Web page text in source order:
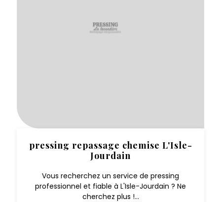
pressing repassage chemise L'Isle-
Jourdain
Vous recherchez un service de pressing
professionnel et fiable à L'Isle-Jourdain ? Ne
cherchez plus !...